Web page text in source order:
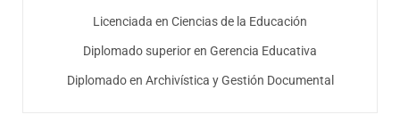
Licenciada en Ciencias de la Educación
Diplomado superior en Gerencia Educativa
Diplomado en Archivística y Gestión Documental